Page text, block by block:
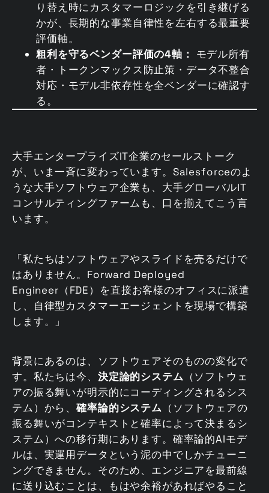
り替え時にカスタマーロジックを引き継げる
かが、長期的な事業自律性を左右する最重要
評価軸。
粗利を守るベンダー評価の4軸： モデル所有
者・トークンマックス防止策・データ不整合
対応・モデル非依存性を全ベンダーに確認す
る。
大手エンタープライズIT企業のセールストーク
が、いま一斉に変わっています。Salesforceのよ
うな大手ソフトウェア企業も、大手グローバルIT
コンサルティングファームも、口を揃えてこう言
います。
「私たちはソフトウェアやスライドを売るだけで
はありません。Forward Deployed
Engineer（FDE）を直接お客様のオフィスに派遣
し、自律型カスタマーエージェントを現場で構築
します。」
背景にあるのは、ソフトウェアそのものの変化で
す。私たちは今、 決定論的システム （ソフトウェ
アの振る舞いが明示的にコーディングされるシス
テム）から、確率論的システム （ソフトウェアの
振る舞いがコンテキストと確率によって決まるシ
ステム）への移行期にあります。確率論的AIモデ
ルは、実運用データという泥の中でしかチューニ
ングできません。そのため、エンジニアを最前線
に送り込むことは、もはや余裕があればやること